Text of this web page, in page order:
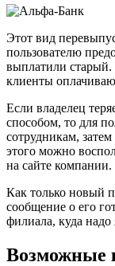
Этот вид
пользователю
выплатили старый.
клиенты
Если владелец
способом, то для
сотрудникам,
этого можно
на сайте компании.
Как только новый
сообщение о его
филиала, куда надо
Возможные